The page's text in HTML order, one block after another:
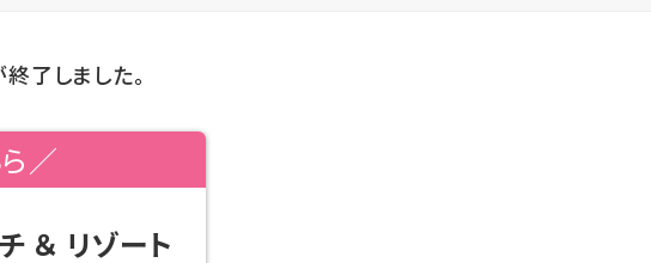
了しました。
／
＆ リゾート